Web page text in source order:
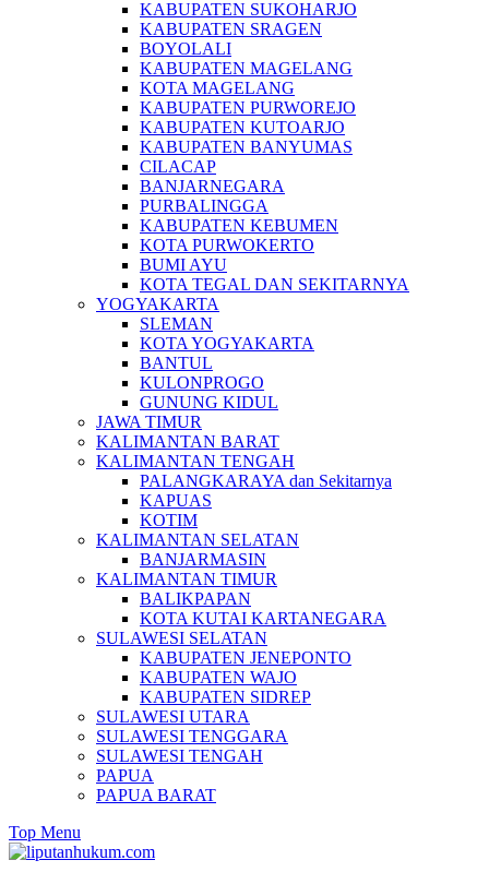
KABUPATEN SUKOHARJO
KABUPATEN SRAGEN
BOYOLALI
KABUPATEN MAGELANG
KOTA MAGELANG
KABUPATEN PURWOREJO
KABUPATEN KUTOARJO
KABUPATEN BANYUMAS
CILACAP
BANJARNEGARA
PURBALINGGA
KABUPATEN KEBUMEN
KOTA PURWOKERTO
BUMI AYU
KOTA TEGAL DAN SEKITARNYA
YOGYAKARTA
SLEMAN
KOTA YOGYAKARTA
BANTUL
KULONPROGO
GUNUNG KIDUL
JAWA TIMUR
KALIMANTAN BARAT
KALIMANTAN TENGAH
PALANGKARAYA dan Sekitarnya
KAPUAS
KOTIM
KALIMANTAN SELATAN
BANJARMASIN
KALIMANTAN TIMUR
BALIKPAPAN
KOTA KUTAI KARTANEGARA
SULAWESI SELATAN
KABUPATEN JENEPONTO
KABUPATEN WAJO
KABUPATEN SIDREP
SULAWESI UTARA
SULAWESI TENGGARA
SULAWESI TENGAH
PAPUA
PAPUA BARAT
Top Menu